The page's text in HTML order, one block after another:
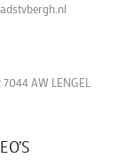
AW LENGEL